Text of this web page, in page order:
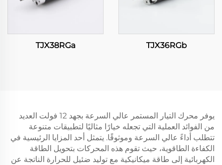
TJX36RGb
TJX38RGa
يوفر محرك التيار المستمر عالي السرعة بجهد 12 فولت العديد
من الفوائد العملية التي تجعله خيارًا مثاليًا لتطبيقات متنوعة
تتطلب أداءً عالي السرعة وموثوقًا. يتمثل أحد المزايا الرئيسية في
الكفاءة الطاقوية، حيث تقوم هذه المحركات بتحويل الطاقة
الكهربائية إلى طاقة ميكانيكية مع توليد ضئيل للحرارة الناتجة عن